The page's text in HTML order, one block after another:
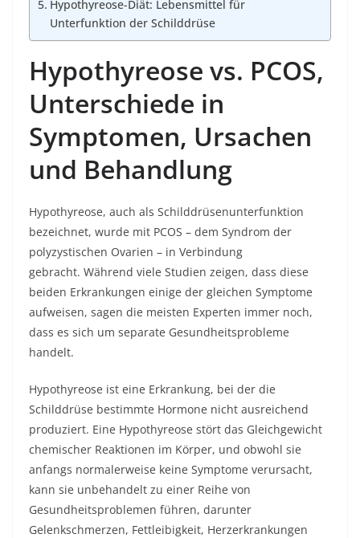
Hypothyreose-Diät: Lebensmittel für
Unterfunktion der Schilddrüse
Hypothyreose vs. PCOS,
Unterschiede in
Symptomen, Ursachen
und Behandlung
Hypothyreose, auch als Schilddrüsenunterfunktion
bezeichnet, wurde mit PCOS – dem Syndrom der
polyzystischen Ovarien – in Verbindung
gebracht. Während viele Studien zeigen, dass diese
beiden Erkrankungen einige der gleichen Symptome
aufweisen, sagen die meisten Experten immer noch,
dass es sich um separate Gesundheitsprobleme
handelt.
Hypothyreose ist eine Erkrankung, bei der die
Schilddrüse bestimmte Hormone nicht ausreichend
produziert. Eine Hypothyreose stört das Gleichgewicht
chemischer Reaktionen im Körper, und obwohl sie
anfangs normalerweise keine Symptome verursacht,
kann sie unbehandelt zu einer Reihe von
Gesundheitsproblemen führen, darunter
Gelenkschmerzen, Fettleibigkeit, Herzerkrankungen